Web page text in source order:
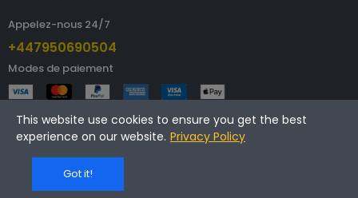
Appelez-nous 24/7
+447950690504
Modes de paiement
Copyright © 2025 woomban.com. Tous droits réservés.
This website use cookies to ensure you get the best
experience on our website. Privacy Policy
Got it!